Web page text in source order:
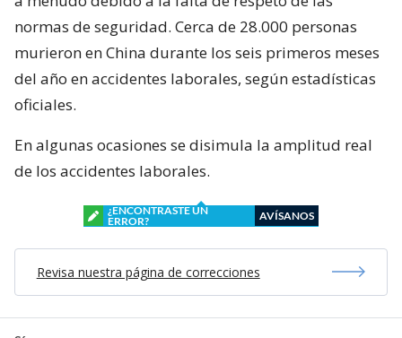
normas de seguridad. Cerca de 28.000 personas
murieron en China durante los seis primeros meses
del año en accidentes laborales, según estadísticas
oficiales.
En algunas ocasiones se disimula la amplitud real
de los accidentes laborales.
¿ENCONTRASTE UN
ERROR?
AVÍSANOS
Revisa nuestra página de correcciones